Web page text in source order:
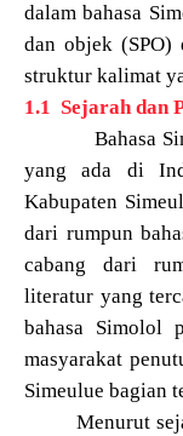
dalam bahasa
dan objek (SPO)
struktur kalimat
1.1 Sejarah dan
Bahasa
yang ada di
Kabupaten
dari rumpun
cabang dari
literatur yang
bahasa Simolol
masyarakat
Simeulue bagian
Menurut